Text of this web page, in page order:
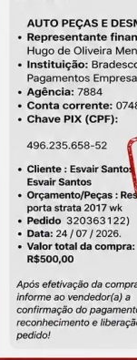
compra
do Brasil
veículo. Tire
igual à
por